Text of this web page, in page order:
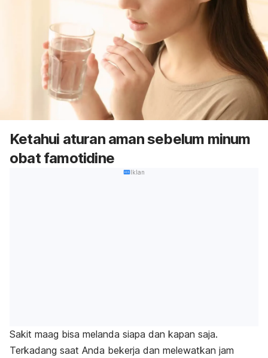
Ketahui aturan aman sebelum minum
obat famotidine
Iklan
Sakit maag bisa melanda siapa dan kapan saja.
Terkadang saat Anda bekerja dan melewatkan jam